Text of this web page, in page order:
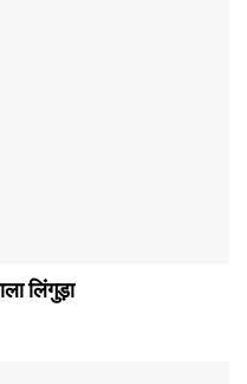
लिंगुड़ा